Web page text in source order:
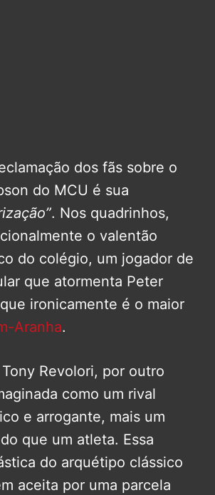
dos fãs sobre o
do MCU é sua
. Nos quadrinhos,
o valentão
do colégio, um jogador de
que atormenta Peter
ironicamente é o maior
Aranha.
Revolori, por outro
como um rival
e arrogante, mais um
que um atleta. Essa
do arquétipo clássico
aceita por uma parcela